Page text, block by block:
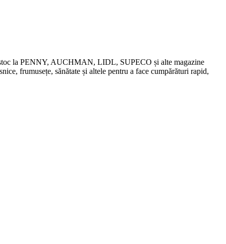
la PENNY, AUCHMAN, LIDL, SUPECO și alte magazine
frumusețe, sănătate și altele pentru a face cumpărături rapid,